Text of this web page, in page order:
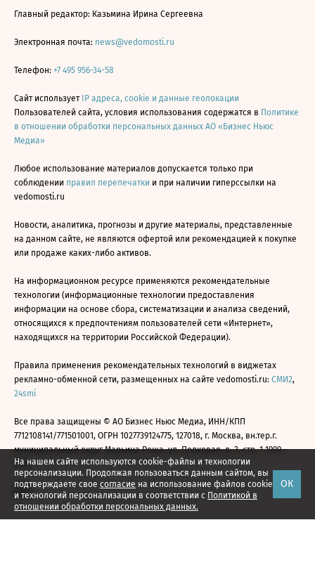
На нашем сайте используются cookie-файлы и технологии
персонализации. Продолжая пользоваться данным сайтом, вы
подтверждаете свое согласие на использование файлов cookie
и технологий персонализации в соответствии с Политикой в
отношении обработки персональных данных.
ОК
Главный редактор: Казьмина Ирина Сергеевна
Электронная почта: news@vedomosti.ru
Телефон: +7 495 956-34-58
Сайт использует IP адреса, cookie и данные геолокации
Пользователей сайта, условия использования содержатся в Политике
в отношении обработки персональных данных АО «Бизнес Ньюс
Медиа»
Любое использование материалов допускается только при
соблюдении правил перепечатки и при наличии гиперссылки на
vedomosti.ru
Новости, аналитика, прогнозы и другие материалы, представленные
на данном сайте, не являются офертой или рекомендацией к покупке
или продаже каких-либо активов.
На информационном ресурсе применяются рекомендательные
технологии (информационные технологии предоставления
информации на основе сбора, систематизации и анализа сведений,
относящихся к предпочтениям пользователей сети «Интернет»,
находящихся на территории Российской Федерации).
Правила применения рекомендательных технологий в виджетах
рекламно-обменной сети, размещенных на сайте vedomosti.ru: СМИ2,
24smi
Все права защищены © АО Бизнес Ньюс Медиа, ИНН/КПП
7712108141/771501001, ОГРН 1027739124775, 127018, г. Москва, вн.тер.г.
муниципальный округ Марьина Роща, ул. Полковая, д. 3, стр. 1 1999—
2026